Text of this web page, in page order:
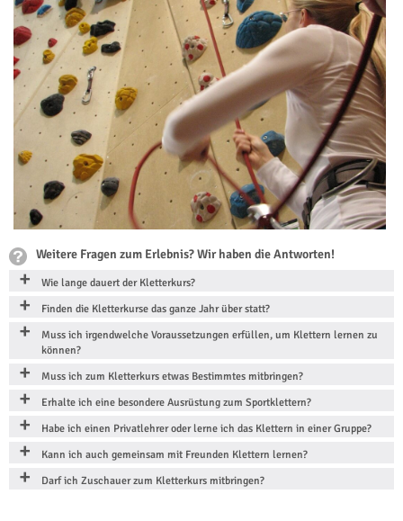
Weitere Fragen zum Erlebnis? Wir haben die Antworten!
Wie lange dauert der Kletterkurs?
Finden die Kletterkurse das ganze Jahr über statt?
Muss ich irgendwelche Voraussetzungen erfüllen, um Klettern lernen zu
können?
Muss ich zum Kletterkurs etwas Bestimmtes mitbringen?
Erhalte ich eine besondere Ausrüstung zum Sportklettern?
Habe ich einen Privatlehrer oder lerne ich das Klettern in einer Gruppe?
Kann ich auch gemeinsam mit Freunden Klettern lernen?
Darf ich Zuschauer zum Kletterkurs mitbringen?